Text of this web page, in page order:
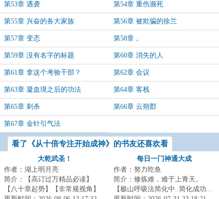
第53章 遇袭 第54章 重伤濒死
第55章 兴奋的各大家族 第56章 被欺骗的徐兰
第57章 变态 第58章 。
第59章 没有名字的标题 第60章 消失的人
第61章 拿这个考验干部？ 第62章 会议
第63章 凝血境之后的功法 第64章 客栈
第65章 刺杀 第66章 云朔郡
第67章 金针引气法
看了《从十倍专注开始成神》的书友还喜欢看
大乾武圣！
作者：湖上明月亮
简介：【高订过万精品必读】
【八十章起势】【非常规视角】
每日一门神通大成
作者：努力吃鱼
简介：修炼难，难于上青天。
【极山呼吸法简化中..简化成功...